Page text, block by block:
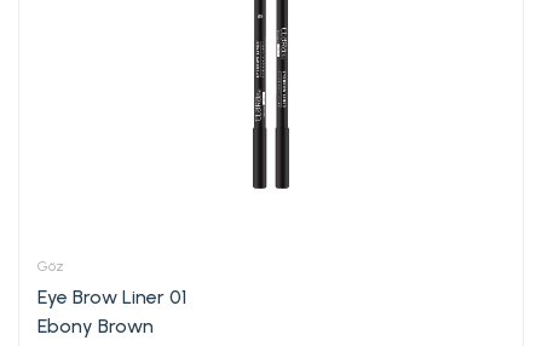
Göz
Eye Brow Liner 01
Ebony Brown